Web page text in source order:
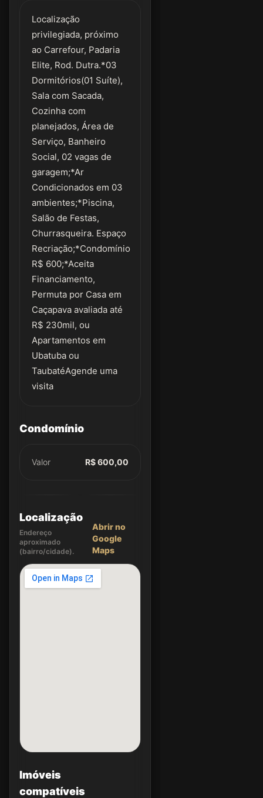
Localização
privilegiada, próximo
ao Carrefour, Padaria
Elite, Rod. Dutra.*03
Dormitórios(01 Suíte),
Sala com Sacada,
Cozinha com
planejados, Área de
Serviço, Banheiro
Social, 02 vagas de
garagem;*Ar
Condicionados em 03
ambientes;*Piscina,
Salão de Festas,
Churrasqueira. Espaço
Recriação;*Condomínio
R$ 600;*Aceita
Financiamento,
Permuta por Casa em
Caçapava avaliada até
R$ 230mil, ou
Apartamentos em
Ubatuba ou
TaubatéAgende uma
visita
Condomínio
Valor R$ 600,00
Localização
Endereço
aproximado
(bairro/cidade).
Abrir no
Google
Maps
Imóveis
compatíveis